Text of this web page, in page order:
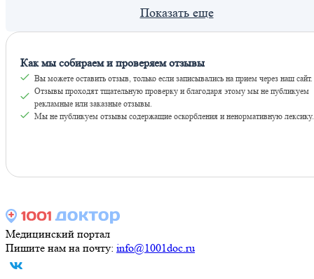
Как мы собираем и проверяем отзывы
Вы можете оставить отзыв, только если записывались на прием через наш сайт.
Отзывы проходят тщательную проверку и благодаря этому мы не публикуем
рекламные или заказные отзывы.
Мы не публикуем отзывы содержащие оскорбления и ненормативную лексику.
Медицинский портал
Пишите нам на почту: info@1001doc.ru